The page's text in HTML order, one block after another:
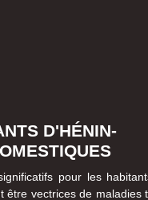
D'HÉNIN-
pour les
être vectrices de maladies